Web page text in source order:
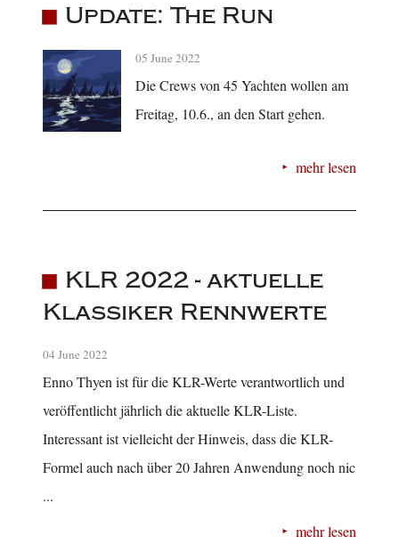
Update: The Run
05 June 2022
Die Crews von 45 Yachten wollen am
Freitag, 10.6., an den Start gehen.
mehr lesen
KLR 2022 - aktuelle
Klassiker Rennwerte
04 June 2022
Enno Thyen ist für die KLR-Werte verantwortlich und
veröffentlicht jährlich die aktuelle KLR-Liste.
Interessant ist vielleicht der Hinweis, dass die KLR-
Formel auch nach über 20 Jahren Anwendung noch nic
...
mehr lesen